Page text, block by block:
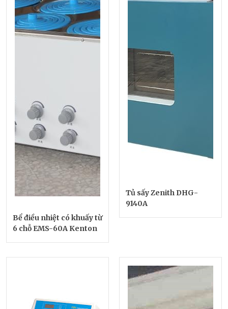
Bể điều nhiệt có khuấy từ
6 chỗ EMS-60A Kenton
Tủ sấy Zenith DHG-
9140A